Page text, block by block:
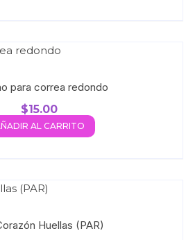
para correa redondo
$15.00
AL CARRITO
Huellas (PAR)